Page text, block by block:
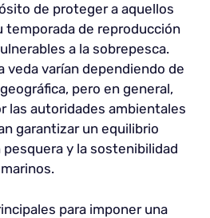
de proteger a aquellos
temporada de reproducción
a la sobrepesca.
veda varían dependiendo de
pero en general,
las autoridades ambientales
garantizar un equilibrio
y la sostenibilidad
para imponer una